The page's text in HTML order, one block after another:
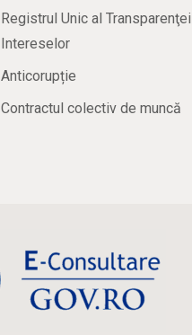
Registrul Unic al Transparenţei
Intereselor
Anticorupție
Contractul colectiv de muncă